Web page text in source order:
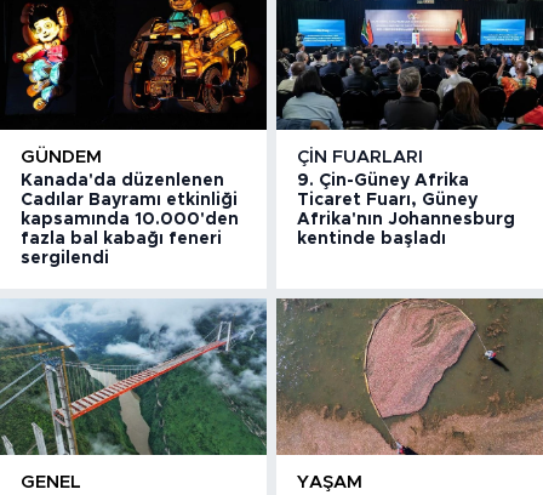
GÜNDEM
Kanada'da düzenlenen
Cadılar Bayramı etkinliği
kapsamında 10.000'den
fazla bal kabağı feneri
sergilendi
ÇIN FUARLARI
9. Çin-Güney Afrika
Ticaret Fuarı, Güney
Afrika'nın Johannesburg
kentinde başladı
GENEL YAŞAM